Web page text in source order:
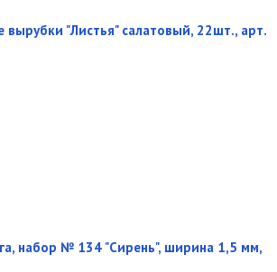
"Листья" салатовый, 22шт., арт.
набор № 134 "Сирень", ширина 1,5 мм,